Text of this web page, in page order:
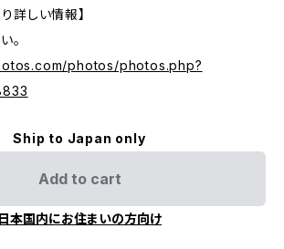
詳しい情報】
。
photos/photos.php?
Ship to Japan only
Add to cart
日本国内にお住まいの方向け